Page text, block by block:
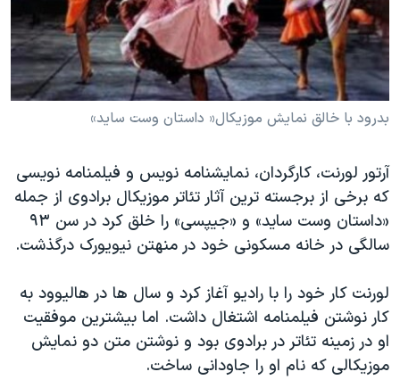
فرهنگ و زندگی
حقوق شهروندی
اقتصادی
علم و فناوری
گالری عکس
آرشیو پخش زنده
مستندها
انتخابات ریاست جمهوری آمریکا ۲۰۲۴
حمله جمهوری اسلامی به اسرائیل
رمز مهسا
اعتراضات زن، زندگی، آزادی
مجموعه مستندهای دادخواهی
تریبونال مردمی آبان ۹۸
چهل سال گروگان‌گیری
قانون شفافیت دارائی کادر رهبری ایران
اعتراضات مردمی آبان ۹۸
دنبال کنید
بدرود با خالق نمایش موزیکال« داستان وست ساید»
آرتور لورنت، کارگردان، نمایشنامه نویس و فیلمنامه نویسی
که برخی از برجسته ترین آثار تئاتر موزیکال برادوی از جمله
«داستان وست ساید» و «جیپسی» را خلق کرد در سن ٩٣
سالگی در خانه مسکونی خود در منهتن نیویورک درگذشت.
لورنت کار خود را با رادیو آغاز کرد و سال ها در هالیوود به
کار نوشتن فیلمنامه اشتغال داشت. اما بیشترین موفقیت
او در زمینه تئاتر در برادوی بود و نوشتن متن دو نمایش
موزیکالی که نام او را جاودانی ساخت.